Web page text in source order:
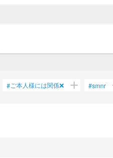
#ご本人様には関係❌ add #smnr